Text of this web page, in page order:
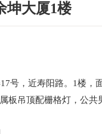
坤大厦1楼
号，近寿阳路。1楼，
板吊顶配栅格灯，公共